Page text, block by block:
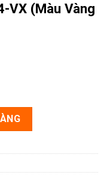
VX (Màu Vàng
Xước) số lượng